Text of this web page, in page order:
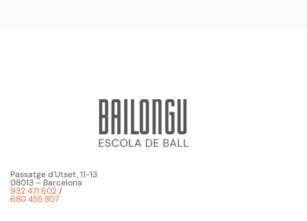
Passatge d'Utset, 11-13
08013 – Barcelona
932 471 602/
680 455 807